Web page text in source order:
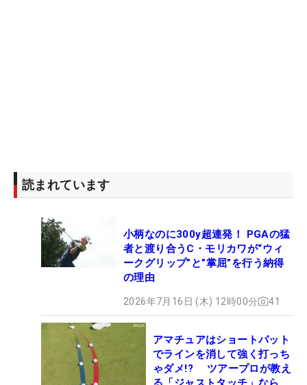
読まれています
小柄なのに300y超連発！ PGAの猛
者と渡り合うC・モリカワが“ウィ
ークグリップ”と”掌屈”を行う納得
の理由
2026年7月16日 (木) 12時00分 41
アマチュアはショートパット
でラインを消して強く打っち
ゃダメ!? ツアープロが教え